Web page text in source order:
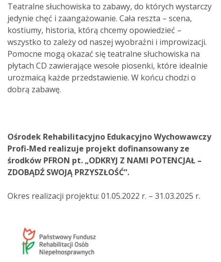
Teatralne słuchowiska to zabawy, do których wystarczy
jedynie chęć i zaangażowanie. Cała reszta – scena,
kostiumy, historia, którą chcemy opowiedzieć –
wszystko to zależy od naszej wyobraźni i improwizacji.
Pomocne mogą okazać się teatralne słuchowiska na
płytach CD zawierające wesołe piosenki, które idealnie
urozmaicą każde przedstawienie. W końcu chodzi o
dobrą zabawę.
Ośrodek Rehabilitacyjno Edukacyjno Wychowawczy
Profi-Med realizuje projekt dofinansowany ze
środków PFRON pt. „ODKRYJ Z NAMI POTENCJAŁ –
ZDOBĄDŹ SWOJĄ PRZYSZŁOŚĆ”.
Okres realizacji projektu: 01.05.2022 r. – 31.03.2025 r.